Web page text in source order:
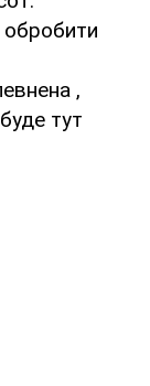
обробити
,
тут